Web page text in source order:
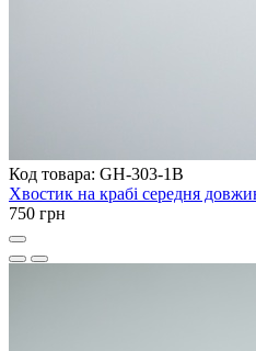
Код товара: GH-303-1B
Хвостик на крабі середня
750 грн